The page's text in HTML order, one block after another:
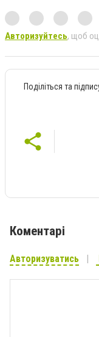
Авторизуйтесь, щоб
Поділіться та
Коментарі
Авторизуватись